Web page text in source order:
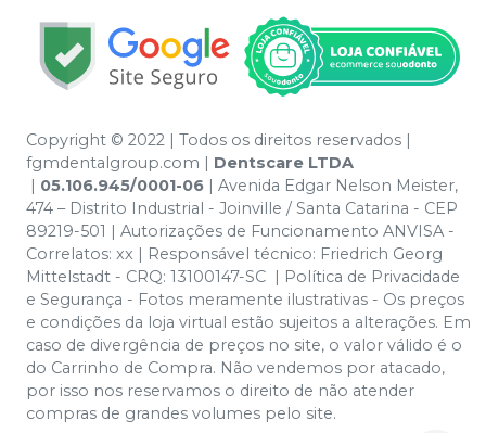
Copyright © 2022 | Todos os direitos reservados |
fgmdentalgroup.com | Dentscare LTDA
| 05.106.945/0001-06 | Avenida Edgar Nelson Meister,
474 – Distrito Industrial - Joinville / Santa Catarina - CEP
89219-501 | Autorizações de Funcionamento ANVISA -
Correlatos: xx | Responsável técnico: Friedrich Georg
Mittelstadt - CRQ: 13100147-SC | Política de Privacidade
e Segurança - Fotos meramente ilustrativas - Os preços
e condições da loja virtual estão sujeitos a alterações. Em
caso de divergência de preços no site, o valor válido é o
do Carrinho de Compra. Não vendemos por atacado,
por isso nos reservamos o direito de não atender
compras de grandes volumes pelo site.